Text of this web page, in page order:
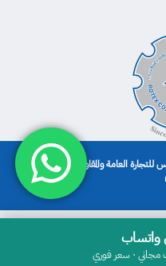
واتساب
مجاني · سعر فوري